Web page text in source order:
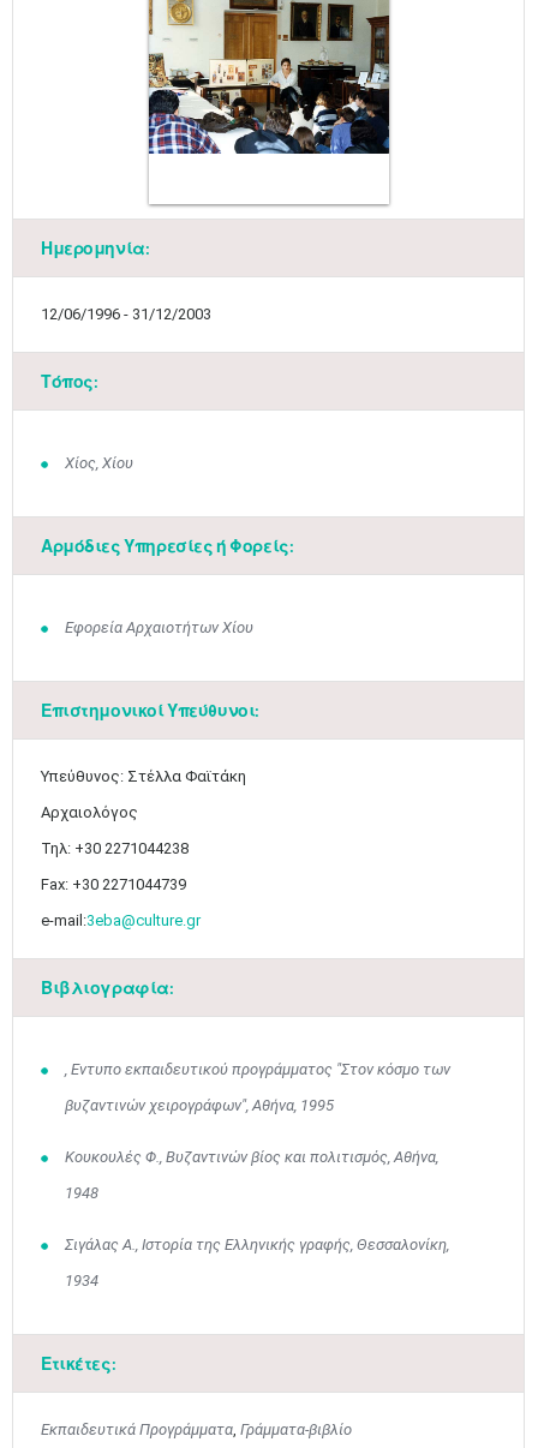
Ημερομηνία:
12/06/1996 - 31/12/2003
Τόπος:
Χίος, Χίου
Αρμόδιες Υπηρεσίες ή Φορείς:
Εφορεία Αρχαιοτήτων Χίου
Επιστημονικοί Υπεύθυνοι:
Υπεύθυνος: Στέλλα Φαϊτάκη
Αρχαιολόγος
Τηλ: +30 2271044238
Fax: +30 2271044739
e-mail:3eba@culture.gr
Βιβλιογραφία:
, Εντυπο εκπαιδευτικού προγράμματος "Στον κόσμο των
βυζαντινών χειρογράφων", Αθήνα, 1995
Κουκουλές Φ., Βυζαντινών βίος και πολιτισμός, Αθήνα,
1948
Σιγάλας Α., Ιστορία της Ελληνικής γραφής, Θεσσαλονίκη,
1934
Ετικέτες:
Εκπαιδευτικά Προγράμματα, Γράμματα-βιβλίο
3 4 5 6 7 8 9
10 11
•
12 13
•
14
•
15 16